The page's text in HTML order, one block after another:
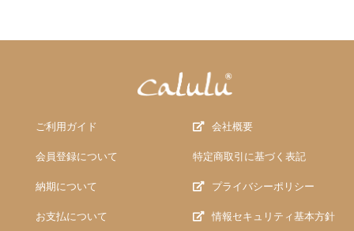
ご利用ガイド
会員登録について
納期について
お支払について
会社概要
特定商取引に基づく表記
プライバシーポリシー
情報セキュリティ基本方針